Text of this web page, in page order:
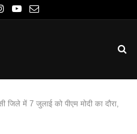
जिले में 7 जुलाई को पीएम मोदी का दौरा,